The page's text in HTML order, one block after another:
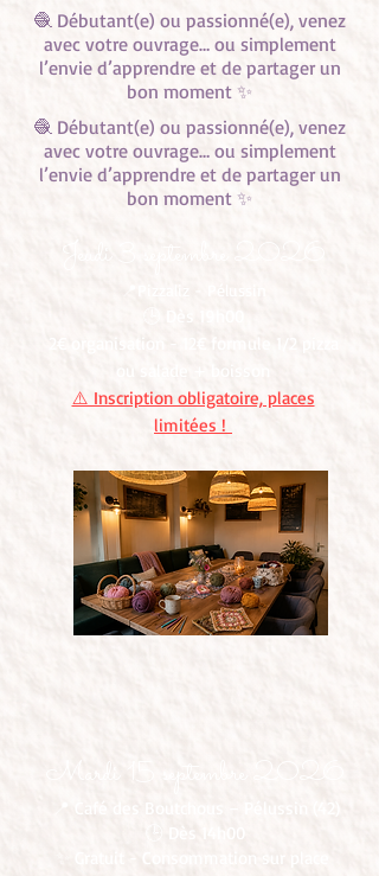
🧶 Débutant(e) ou passionné(e), venez
avec votre ouvrage… ou simplement
l’envie d’apprendre et de partager un
bon moment ✨
🧶 Débutant(e) ou passionné(e), venez
avec votre ouvrage… ou simplement
l’envie d’apprendre et de partager un
bon moment ✨
Jeudi 3 septembre 2026
2€ organisation - 12€ formule 1/2 pizza
⚠️ Inscription obligatoire, places
limitées !
Mardi 15 septembre 2026
📍 Café des Boutchous – Pélussin (42)
🕒 Dès 14h00
✨ Gratuit - Consommation sur place